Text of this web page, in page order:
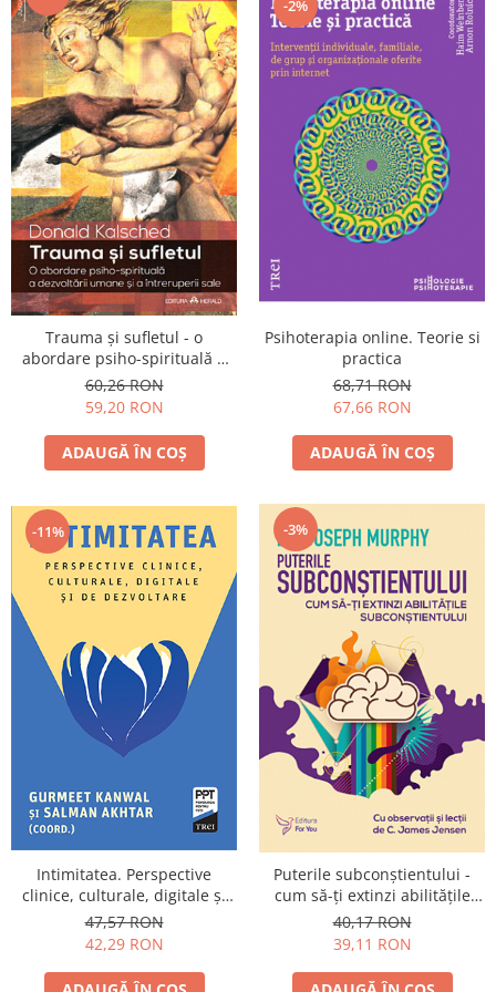
Trauma şi sufletul - o
abordare psiho-spirituală a
dezvoltării umane şi a
întreruperii sale
60,26 RON
59,20 RON
ADAUGĂ ÎN COȘ
-2%
Psihoterapia online. Teorie si
practica
68,71 RON
67,66 RON
ADAUGĂ ÎN COȘ
-11%
Intimitatea. Perspective
clinice, culturale, digitale și
de dezvoltare
47,57 RON
42,29 RON
-3%
Puterile subconştientului -
cum să-ţi extinzi abilităţile
subconştientului
40,17 RON
39,11 RON